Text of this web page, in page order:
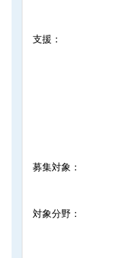
支援：
募集対象：
対象分野：